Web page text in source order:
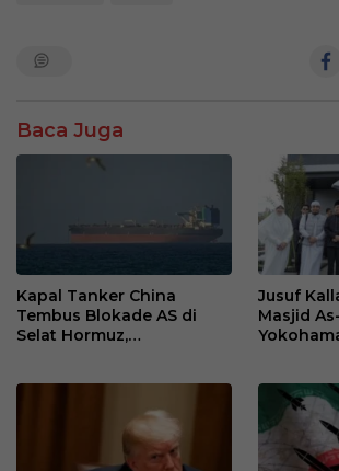
p
Baca Juga
Kapal Tanker China
Tembus Blokade AS di
Selat Hormuz,
Jusuf
Masjid